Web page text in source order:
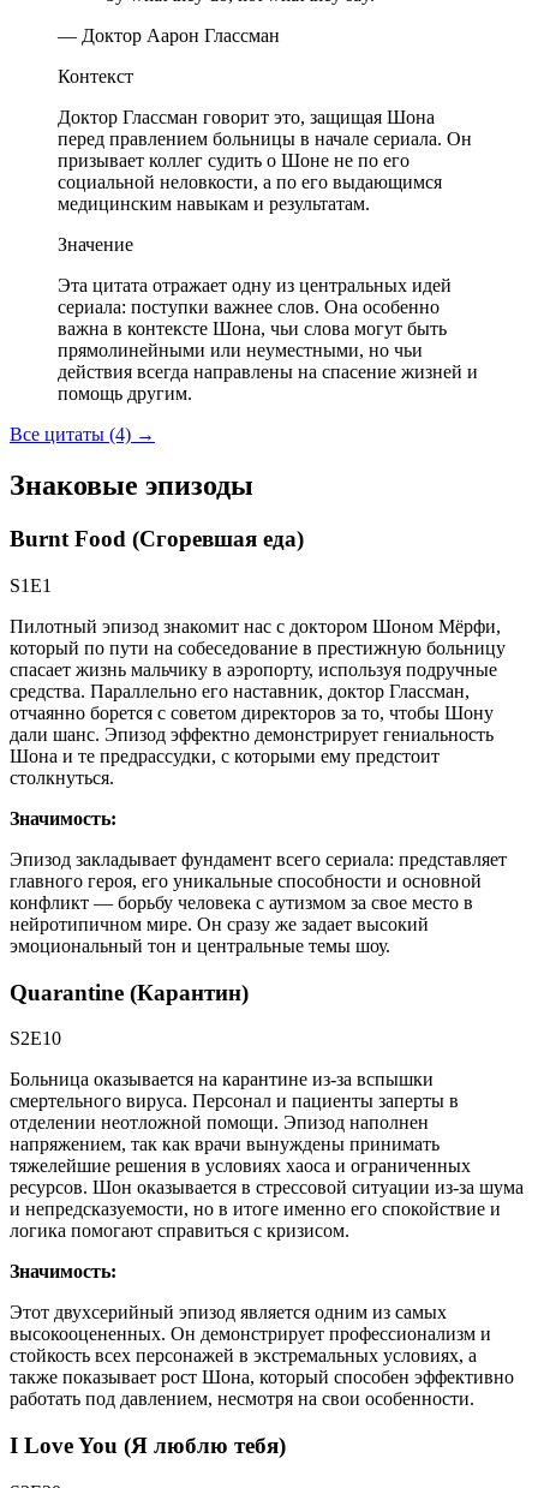
— Доктор Аарон Глассман
Контекст
Доктор Глассман говорит это, защищая Шона
перед правлением больницы в начале сериала. Он
призывает коллег судить о Шоне не по его
социальной неловкости, а по его выдающимся
медицинским навыкам и результатам.
Значение
Эта цитата отражает одну из центральных идей
сериала: поступки важнее слов. Она особенно
важна в контексте Шона, чьи слова могут быть
прямолинейными или неуместными, но чьи
действия всегда направлены на спасение жизней и
помощь другим.
Все цитаты (4) →
Знаковые эпизоды
Burnt Food (Сгоревшая еда)
S1E1
Пилотный эпизод знакомит нас с доктором Шоном Мёрфи,
который по пути на собеседование в престижную больницу
спасает жизнь мальчику в аэропорту, используя подручные
средства. Параллельно его наставник, доктор Глассман,
отчаянно борется с советом директоров за то, чтобы Шону
дали шанс. Эпизод эффектно демонстрирует гениальность
Шона и те предрассудки, с которыми ему предстоит
столкнуться.
Значимость:
Эпизод закладывает фундамент всего сериала: представляет
главного героя, его уникальные способности и основной
конфликт — борьбу человека с аутизмом за свое место в
нейротипичном мире. Он сразу же задает высокий
эмоциональный тон и центральные темы шоу.
Quarantine (Карантин)
S2E10
Больница оказывается на карантине из-за вспышки
смертельного вируса. Персонал и пациенты заперты в
отделении неотложной помощи. Эпизод наполнен
напряжением, так как врачи вынуждены принимать
тяжелейшие решения в условиях хаоса и ограниченных
ресурсов. Шон оказывается в стрессовой ситуации из-за шума
и непредсказуемости, но в итоге именно его спокойствие и
логика помогают справиться с кризисом.
Значимость:
Этот двухсерийный эпизод является одним из самых
высокооцененных. Он демонстрирует профессионализм и
стойкость всех персонажей в экстремальных условиях, а
также показывает рост Шона, который способен эффективно
работать под давлением, несмотря на свои особенности.
I Love You (Я люблю тебя)